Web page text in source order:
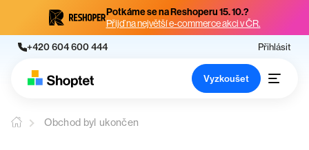
Potkáme se na Reshoperu 15. 10.?
Přijď na největší e-commerce akci v ČR.
+420 604 600 444 Přihlásit
Vyzkoušet
Obchod byl ukončen